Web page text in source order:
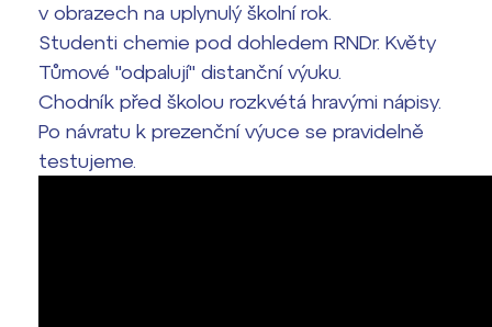
v obrazech na uplynulý školní rok.
Studenti chemie pod dohledem RNDr. Květy
Tůmové "odpalují" distanční výuku.
Chodník před školou rozkvétá hravými nápisy.
Po návratu k prezenční výuce se pravidelně
testujeme.